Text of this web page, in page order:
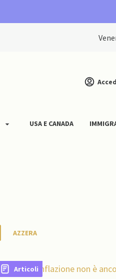
USA E CANADA
AZZERA
Articoli